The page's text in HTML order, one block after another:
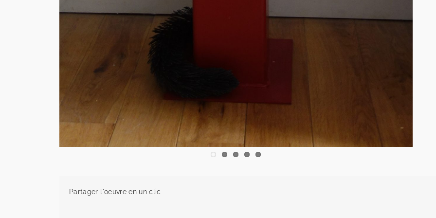
Partager l'oeuvre en un clic